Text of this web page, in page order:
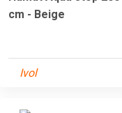
cm - Beige
Ivol